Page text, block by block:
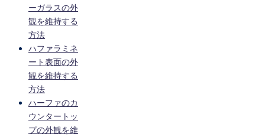
ーガラスの外
観を維持する
方法
ハファラミネ
ート表面の外
観を維持する
方法
ハーファのカ
ウンタートッ
プの外観を維